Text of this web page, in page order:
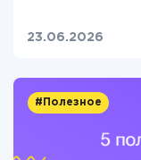
23.06.2026
#Полезное